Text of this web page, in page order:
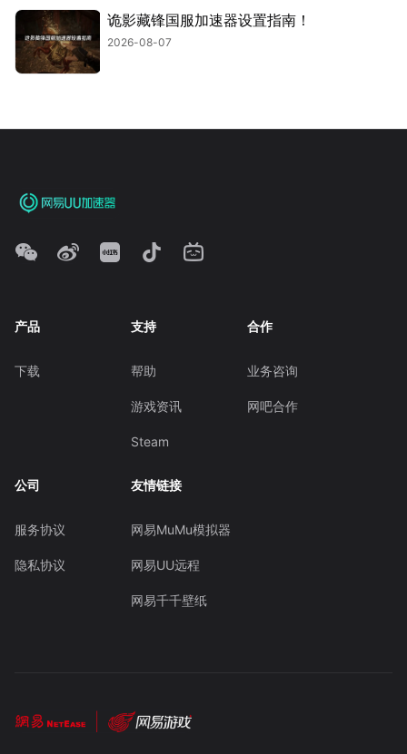
诡影藏锋国服加速器设置指南！
2026-08-07
产品
下载
支持
帮助
游戏资讯
Steam
合作
业务咨询
网吧合作
公司
服务协议
隐私协议
友情链接
网易MuMu模拟器
网易UU远程
网易千千壁纸